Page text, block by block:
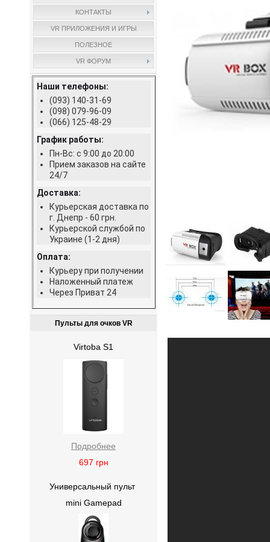
КОНТАКТЫ
VR ПРИЛОЖЕНИЯ И ИГРЫ
ПОЛЕЗНОЕ
VR ФОРУМ
Наши телефоны:
(093) 140-31-69
(098) 079-96-09
(066) 125-48-29
График работы:
Пн-Вс: с 9:00 до 20:00
Прием заказов на сайте
24/7
Доставка:
Курьерская доставка по
г. Днепр - 60 грн.
Курьерской службой по
Украине (1-2 дня)
Оплата:
Курьеру при получении
Наложенный платеж
Через Приват 24
Пульты для очков VR
Virtoba S1
Подробнее
697 грн
Универсальный пульт
mini Gamepad